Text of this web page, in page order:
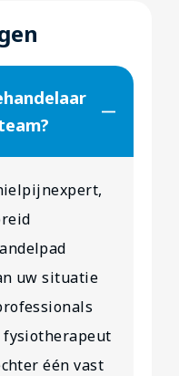
uw situatie
fysiotherapeut
één vast